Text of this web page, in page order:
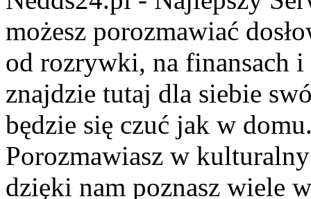
możesz porozmawiać
od rozrywki, na finansach
znajdzie tutaj dla siebie
będzie się czuć jak w
Porozmawiasz w
dzięki nam poznasz wiele